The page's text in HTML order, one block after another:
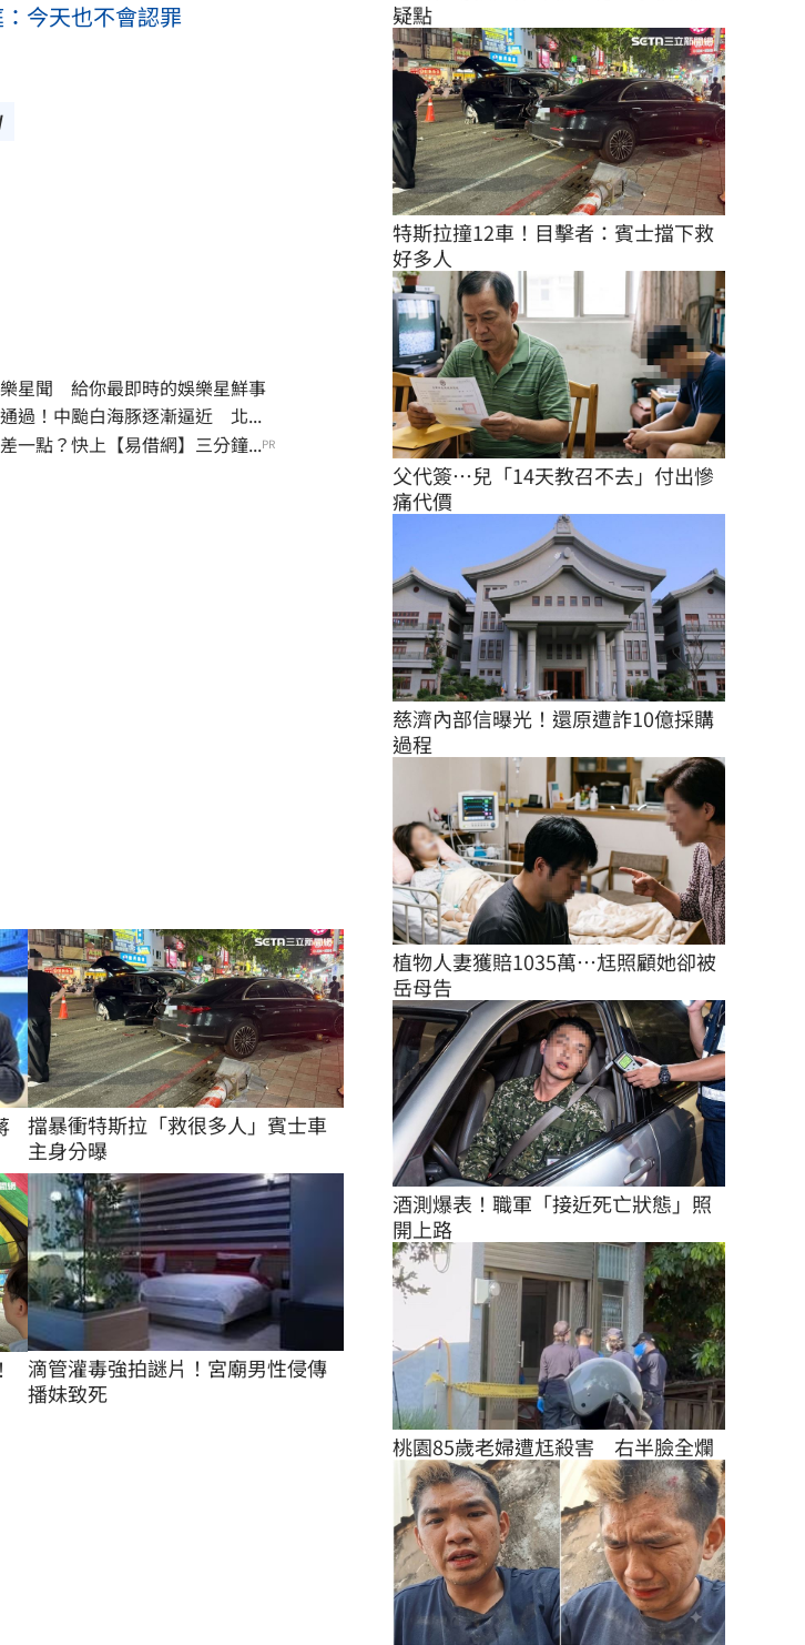
今天也不會認罪
星聞 給你最即時的娛樂星鮮事
過！中颱白海豚逐漸逼近 北...
一點？快上【易借網】三分鐘...PR
擋暴衝特斯拉「救很多人」賓士車
主身分曝
滴管灌毒強拍謎片！宮廟男性侵傳
播妹致死
疑點
特斯拉撞12車！目擊者：賓士擋下救
好多人
父代簽…兒「14天教召不去」付出慘
痛代價
慈濟內部信曝光！還原遭詐10億採購
過程
植物人妻獲賠1035萬…尪照顧她卻被
岳母告
酒測爆表！職軍「接近死亡狀態」照
開上路
桃園85歲老婦遭尪殺害　右半臉全爛